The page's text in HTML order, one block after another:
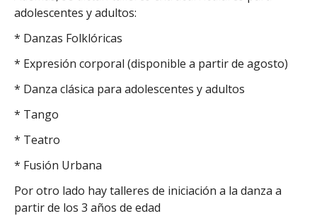
adolescentes y adultos:
* Danzas Folklóricas
* Expresión corporal (disponible a partir de agosto)
* Danza clásica para adolescentes y adultos
* Tango
* Teatro
* Fusión Urbana
Por otro lado hay talleres de iniciación a la danza a
partir de los 3 años de edad